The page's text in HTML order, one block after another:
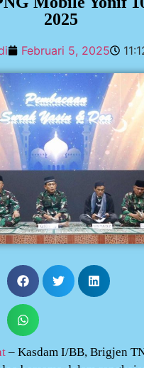
2025
Februari 5, 2025
– Kasdam I/BB, Brigjen